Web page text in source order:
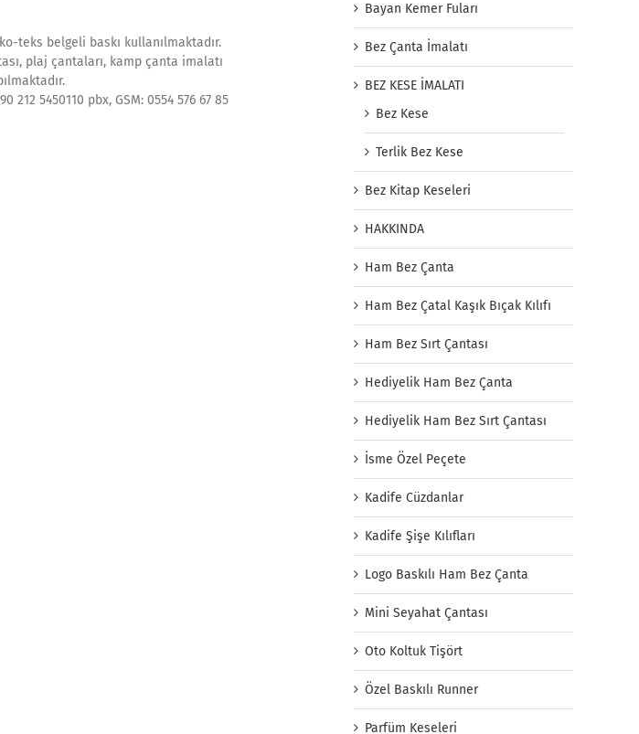
teks belgeli baskı kullanılmaktadır.
plaj çantaları, kamp çanta imalatı
5450110 pbx, GSM: 0554 576 67 85
Bayan Kemer Fuları
Bez Çanta İmalatı
BEZ KESE İMALATI
Bez Kese
Terlik Bez Kese
Bez Kitap Keseleri
HAKKINDA
Ham Bez Çanta
Ham Bez Çatal Kaşık Bıçak Kılıfı
Ham Bez Sırt Çantası
Hediyelik Ham Bez Çanta
Hediyelik Ham Bez Sırt Çantası
İsme Özel Peçete
Kadife Cüzdanlar
Kadife Şişe Kılıfları
Logo Baskılı Ham Bez Çanta
Mini Seyahat Çantası
Oto Koltuk Tişört
Özel Baskılı Runner
Parfüm Keseleri